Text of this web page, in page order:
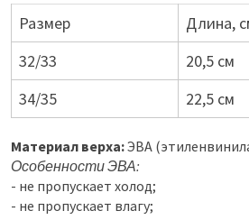
Размер
Длина,
32/33
20,5 см
34/35
22,5 см
Материал верха:ЭВА
Особенности ЭВА:
- не пропускает холод;
- не пропускает влагу;